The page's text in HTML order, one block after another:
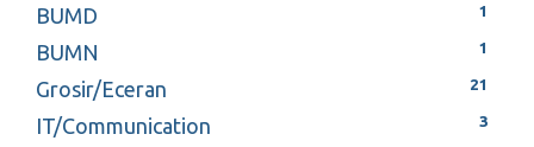
1
BUMD
1
BUMN
21
Grosir/Eceran
3
IT/Communication